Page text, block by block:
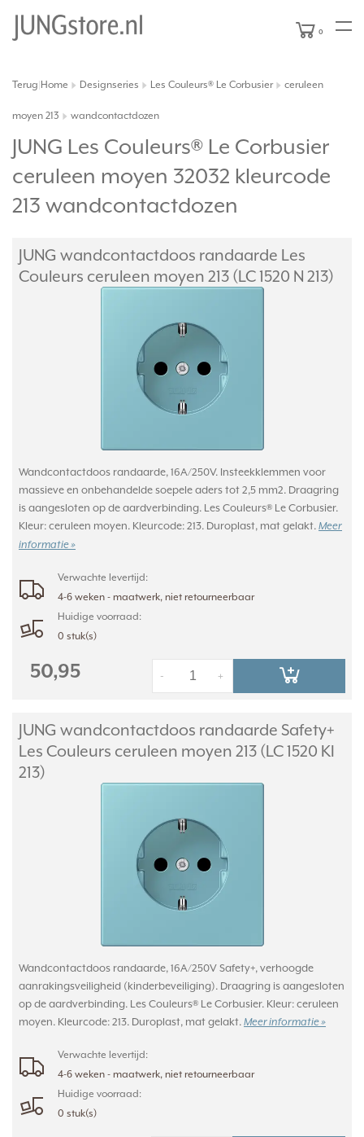
0
Terug Home Designseries Les Couleurs® Le Corbusier ceruleen
moyen 213 wandcontactdozen
JUNG Les Couleurs® Le Corbusier
ceruleen moyen 32032 kleurcode
213 wandcontactdozen
JUNG wandcontactdoos randaarde Les
Couleurs ceruleen moyen 213 (LC 1520 N 213)
Wandcontactdoos randaarde, 16A/250V. Insteekklemmen voor
massieve en onbehandelde soepele aders tot 2,5 mm2. Draagring
is aangesloten op de aardverbinding. Les Couleurs® Le Corbusier.
Kleur: ceruleen moyen. Kleurcode: 213. Duroplast, mat gelakt. Meer
informatie »
Verwachte levertijd:
4-6 weken - maatwerk, niet retourneerbaar
Huidige voorraad:
0 stuk(s)
50,95 +
-
JUNG wandcontactdoos randaarde Safety+
Les Couleurs ceruleen moyen 213 (LC 1520 KI
213)
Wandcontactdoos randaarde, 16A/250V Safety+, verhoogde
aanrakingsveiligheid (kinderbeveiliging). Draagring is aangesloten
op de aardverbinding. Les Couleurs® Le Corbusier. Kleur: ceruleen
moyen. Kleurcode: 213. Duroplast, mat gelakt. Meer informatie »
Verwachte levertijd:
4-6 weken - maatwerk, niet retourneerbaar
Huidige voorraad:
0 stuk(s)